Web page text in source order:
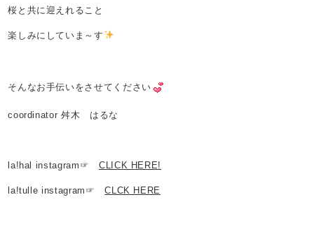
桜と共に迎えれること
楽しみにしていま～す
そんなお手伝いをさせてください
coordinator 舛木 はるな
la!hal instagram☞ CLICK HERE!
la!tulle instagram☞CLCK HERE